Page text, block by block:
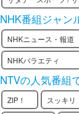
NHK番組ジャン
NHKニュース・報道
NHKバラエティ
NTVの人気番組
ZIP！ スッキリ